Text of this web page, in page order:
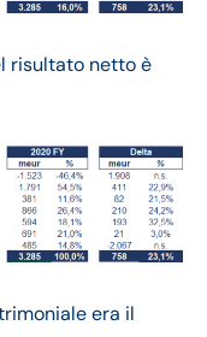
risultato netto è
era il